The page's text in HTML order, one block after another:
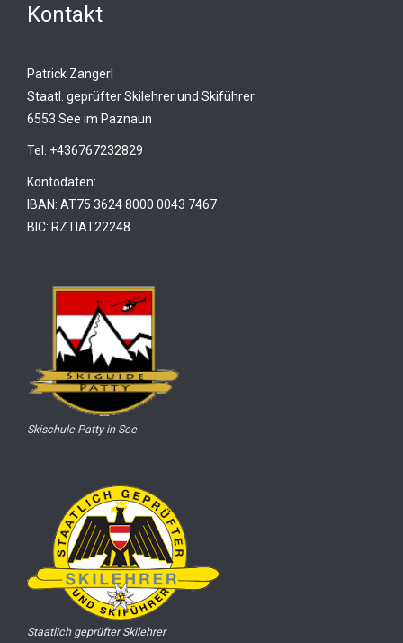
Kontakt
Patrick Zangerl
Staatl. geprüfter Skilehrer und Skiführer
6553 See im Paznaun
Tel. +436767232829
Kontodaten:
IBAN: AT75 3624 8000 0043 7467
BIC: RZTIAT22248
Skischule Patty in See
Staatlich geprüfter Skilehrer